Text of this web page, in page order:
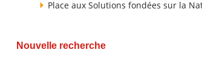
Place aux Solutions fondées sur la
Nouvelle recherche